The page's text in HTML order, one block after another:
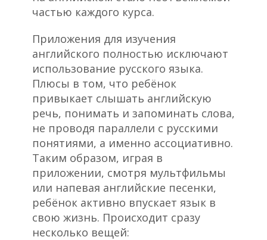
частью каждого курса.
Приложения для изучения
английского полностью исключают
использование русского языка.
Плюсы в том, что ребёнок
привыкает слышать английскую
речь, понимать и запоминать слова,
не проводя параллели с русскими
понятиями, а именно ассоциативно.
Таким образом, играя в
приложении, смотря мультфильмы
или напевая английские песенки,
ребёнок активно впускает язык в
свою жизнь. Происходит сразу
несколько вещей: